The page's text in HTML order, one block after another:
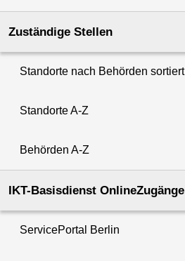
Zuständige Stellen
Standorte nach Behörden sortiert
Standorte A-Z
Behörden A-Z
IKT-Basisdienst OnlineZugänge
ServicePortal Berlin